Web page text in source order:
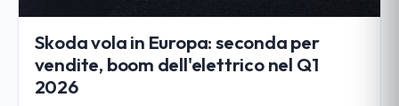
Skoda vola in Europa: seconda per
vendite, boom dell'elettrico nel Q1
2026